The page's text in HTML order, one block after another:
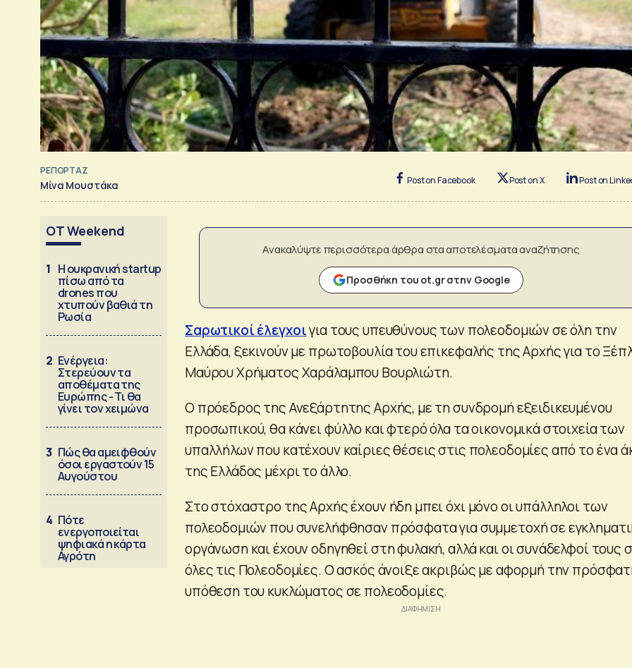
ΡΕΠΟΡΤΑΖ
Μίνα Μουστάκα Post on Facebook Post on X Post on
OT Weekend
1 Η ουκρανική startup
πίσω από τα
drones που
χτυπούν βαθιά τη
Ρωσία
2 Ενέργεια:
Στερεύουν τα
αποθέματα της
Ευρώπης - Τι θα
γίνει τον χειμώνα
3 Πώς θα αμειφθούν
όσοι εργαστούν 15
Αυγούστου
4 Πότε
ενεργοποιείται
ψηφιακά η κάρτα
Αγρότη
Ανακαλύψτε περισσότερα άρθρα στα αποτελέσματα αναζήτησης
Προσθήκη του ot.gr στην Google
Σαρωτικοί έλεγχοιγια τους υπευθύνους των πολεοδομιών σε όλη την
Ελλάδα, ξεκινούν με πρωτοβουλία του επικεφαλής της Αρχής για το
Μαύρου Χρήματος Χαράλαμπου Βουρλιώτη.
Ο πρόεδρος της Ανεξάρτητης Αρχής, με τη συνδρομή εξειδικευμένου
προσωπικού, θα κάνει φύλλο και φτερό όλα τα οικονομικά στοιχεία των
υπαλλήλων που κατέχουν καίριες θέσεις στις πολεοδομίες από το ένα
της Ελλάδος μέχρι το άλλο.
Στο στόχαστρο της Αρχής έχουν ήδη μπει όχι μόνο οι υπάλληλοι των
πολεοδομιών που συνελήφθησαν πρόσφατα για συμμετοχή σε
οργάνωση και έχουν οδηγηθεί στη φυλακή, αλλά και οι συνάδελφοί τους
όλες τις Πολεοδομίες. Ο ασκός άνοιξε ακριβώς με αφορμή την
υπόθεση του κυκλώματος σε πολεοδομίες.